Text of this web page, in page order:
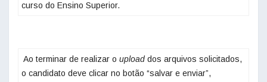
curso do Ensino Superior. ‌
‌ Ao terminar de realizar o upload dos arquivos solicitados,
o candidato deve clicar no botão “salvar e enviar”,